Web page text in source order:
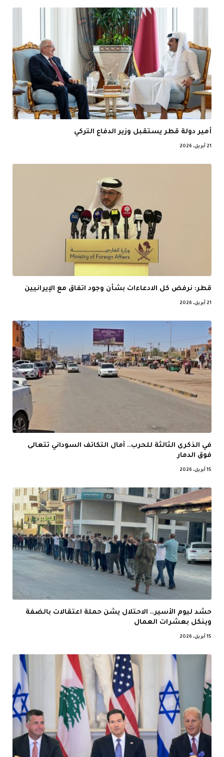
أمير دولة قطر يستقبل وزير الدفاع التركي
21 أبريل، 2026
قطر: نرفض كل الادعاءات بشأن وجود اتفاق مع الإيرانيين
21 أبريل، 2026
في الذكرى الثالثة للحرب.. آمال التكاتف السوداني تتعالى
فوق الدمار
15 أبريل، 2026
حشد ليوم الأسير.. الاحتلال يشن حملة اعتقالات بالضفة
وينكل بعشرات العمال
15 أبريل، 2026